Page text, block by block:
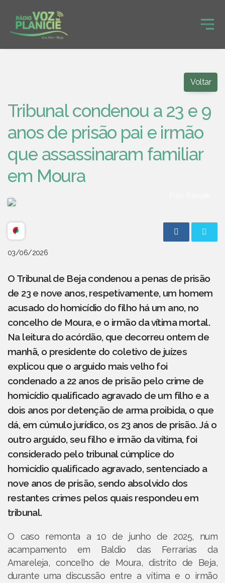
Voltar
Tribunal condenou a 23 e 9
anos de prisão pai e irmão
que assassinaram familiar
em Moura
03/06/2026
O Tribunal de Beja condenou a penas de prisão
de 23 e nove anos, respetivamente, um homem
acusado do homicídio do filho há um ano, no
concelho de Moura, e o irmão da vítima mortal.
Na leitura do acórdão, que decorreu ontem de
manhã, o presidente do coletivo de juízes
explicou que o arguido mais velho foi
condenado a 22 anos de prisão pelo crime de
homicídio qualificado agravado de um filho e a
dois anos por detenção de arma proibida, o que
dá, em cúmulo jurídico, os 23 anos de prisão. Já o
outro arguido, seu filho e irmão da vítima, foi
considerado pelo tribunal cúmplice do
homicídio qualificado agravado, sentenciado a
nove anos de prisão, sendo absolvido dos
restantes crimes pelos quais respondeu em
tribunal.
O caso remonta a 10 de junho de 2025, num
acampamento em Baldio das Ferrarias da
Amareleja, concelho de Moura, distrito de Beja,
durante uma discussão entre a vítima e o irmão